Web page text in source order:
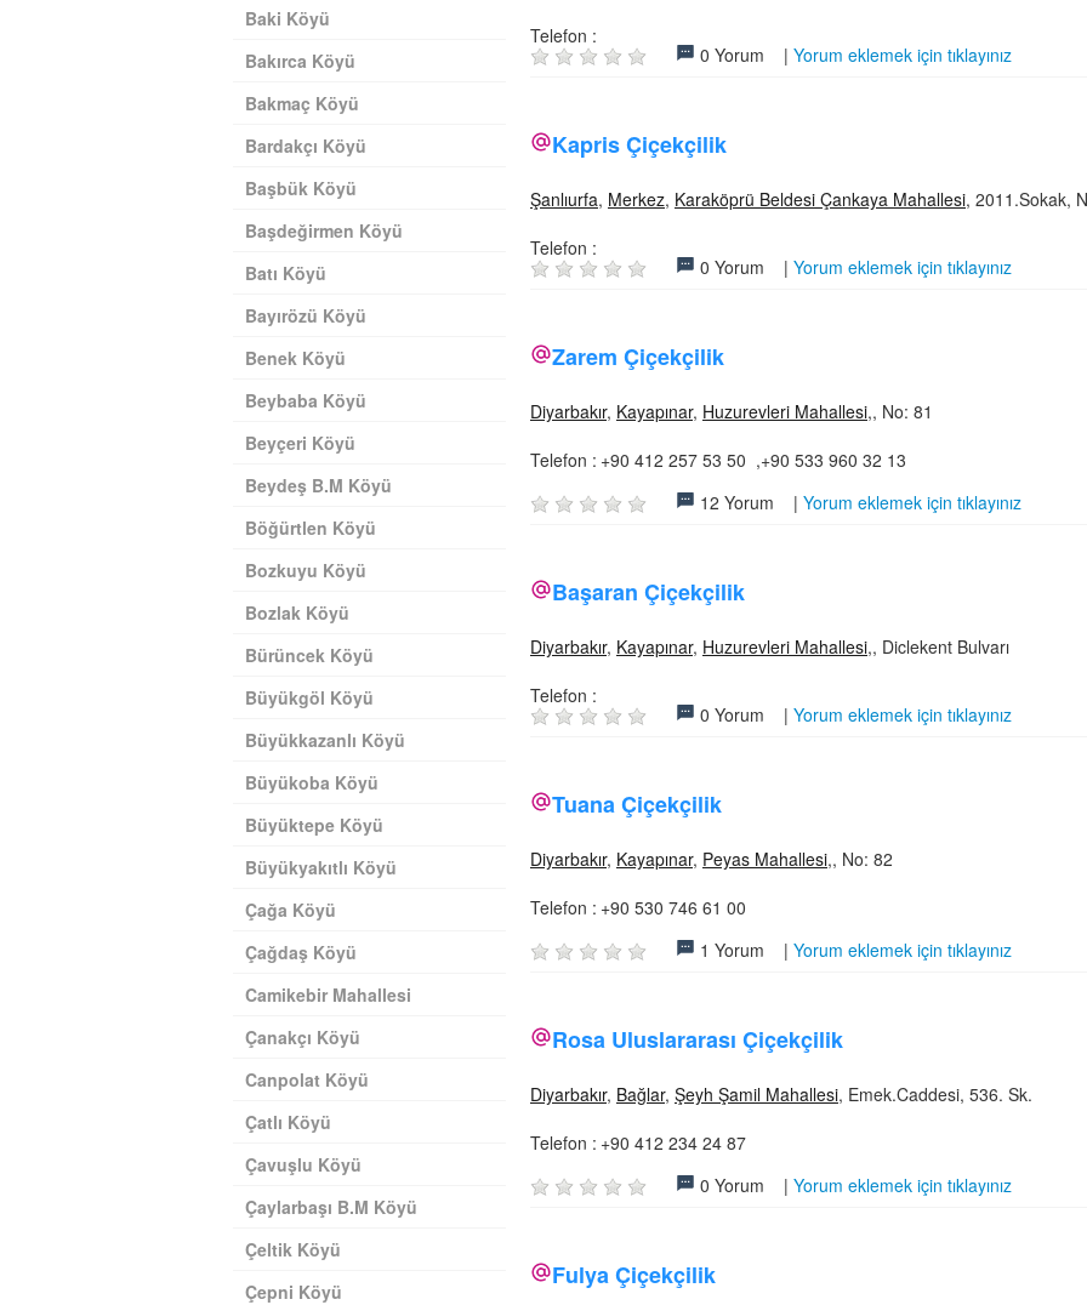
Telefon :
0 Yorum | Yorum eklemek için tıklayınız
Kapris Çiçekçilik
Şanlıurfa, Merkez, Karaköprü Beldesi Çankaya Mahallesi, 2011.Sokak,
Telefon :
0 Yorum | Yorum eklemek için tıklayınız
Zarem Çiçekçilik
Diyarbakır, Kayapınar, Huzurevleri Mahallesi,, No: 81
Telefon : +90 412 257 53 50 ,+90 533 960 32 13
12 Yorum | Yorum eklemek için tıklayınız
Başaran Çiçekçilik
Diyarbakır, Kayapınar, Huzurevleri Mahallesi,, Diclekent Bulvarı
Telefon :
0 Yorum | Yorum eklemek için tıklayınız
Tuana Çiçekçilik
Diyarbakır, Kayapınar, Peyas Mahallesi,, No: 82
Telefon : +90 530 746 61 00
1 Yorum | Yorum eklemek için tıklayınız
Rosa Uluslararası Çiçekçilik
Diyarbakır, Bağlar, Şeyh Şamil Mahallesi, Emek.Caddesi, 536. Sk.
Telefon : +90 412 234 24 87
0 Yorum | Yorum eklemek için tıklayınız
Fulya Çiçekçilik
Baki Köyü
Bakırca Köyü
Bakmaç Köyü
Bardakçı Köyü
Başbük Köyü
Başdeğirmen Köyü
Batı Köyü
Bayırözü Köyü
Benek Köyü
Beybaba Köyü
Beyçeri Köyü
Beydeş B.M Köyü
Böğürtlen Köyü
Bozkuyu Köyü
Bozlak Köyü
Bürüncek Köyü
Büyükgöl Köyü
Büyükkazanlı Köyü
Büyükoba Köyü
Büyüktepe Köyü
Büyükyakıtlı Köyü
Çağa Köyü
Çağdaş Köyü
Camikebir Mahallesi
Çanakçı Köyü
Canpolat Köyü
Çatlı Köyü
Çavuşlu Köyü
Çaylarbaşı B.M Köyü
Çeltik Köyü
Çepni Köyü